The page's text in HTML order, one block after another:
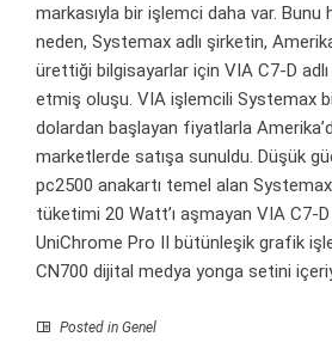
markasıyla bir işlemci daha var. Bunu
neden, Systemax adlı şirketin,
ürettiği bilgisayarlar için VIA C7-D
etmiş oluşu. VIA işlemcili Systemax
dolardan başlayan fiyatlarla
marketlerde satışa sunuldu. Düşük
pc2500 anakartı temel alan
tüketimi 20 Watt’ı aşmayan VIA C7-
UniChrome Pro II bütünleşik grafik
CN700 dijital medya yonga setini
Posted in Genel